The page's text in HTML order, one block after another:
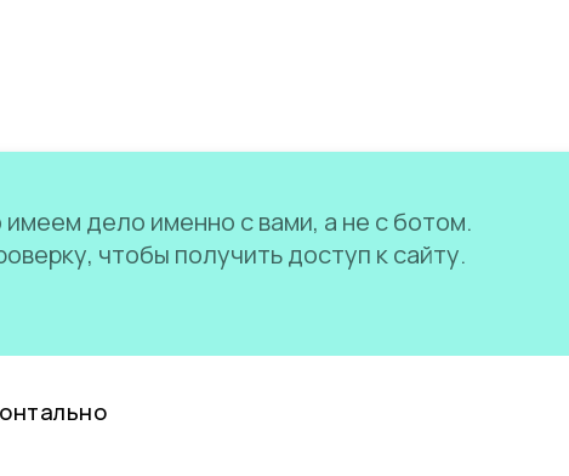
дело именно с вами, а не с ботом.
чтобы получить доступ к сайту.